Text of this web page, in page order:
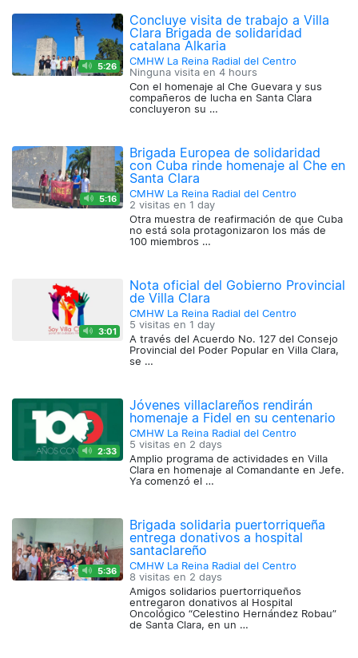
5:26
Concluye visita de trabajo a Villa
Clara Brigada de solidaridad
catalana Alkaria
CMHW La Reina Radial del Centro
Ninguna visita en4 hours
Con el homenaje al Che Guevara y sus
compañeros de lucha en Santa Clara
concluyeron su …
5:16
Brigada Europea de solidaridad
con Cuba rinde homenaje al Che en
Santa Clara
CMHW La Reina Radial del Centro
2 visitas en 1 day
Otra muestra de reafirmación de que Cuba
no está sola protagonizaron los más de
100 miembros …
3:01
Nota oficial del Gobierno Provincial
de Villa Clara
CMHW La Reina Radial del Centro
5 visitas en 1 day
A través del Acuerdo No. 127 del Consejo
Provincial del Poder Popular en Villa Clara,
se …
2:33
Jóvenes villaclareños rendirán
homenaje a Fidel en su centenario
CMHW La Reina Radial del Centro
5 visitas en 2 days
Amplio programa de actividades en Villa
Clara en homenaje al Comandante en Jefe.
Ya comenzó el …
5:36
Brigada solidaria puertorriqueña
entrega donativos a hospital
santaclareño
CMHW La Reina Radial del Centro
8 visitas en 2 days
Amigos solidarios puertorriqueños
entregaron donativos al Hospital
Oncológico “Celestino Hernández Robau”
de Santa Clara, en un …